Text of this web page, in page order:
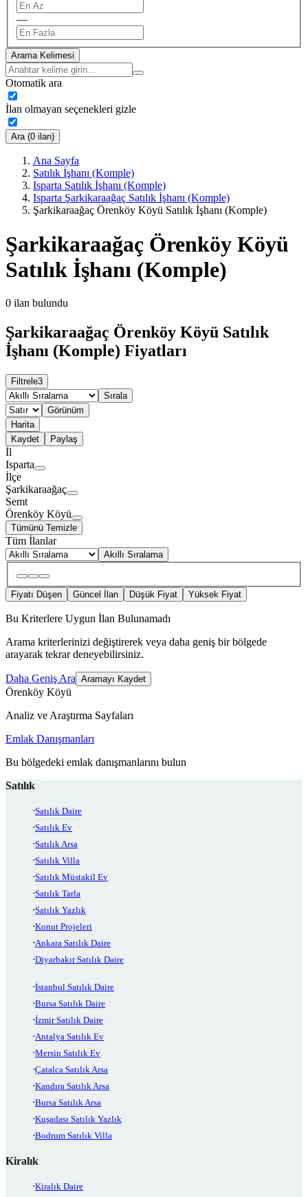
—
Arama Kelimesi
Otomatik ara
İlan olmayan seçenekleri gizle
Ara (0 ilan)
Ana Sayfa
Satılık İşhanı (Komple)
Isparta Satılık İşhanı (Komple)
Isparta Şarkikaraağaç Satılık İşhanı (Komple)
Şarkikaraağaç Örenköy Köyü Satılık İşhanı (Komple)
Şarkikaraağaç Örenköy Köyü
Satılık İşhanı (Komple)
0 ilan bulundu
Şarkikaraağaç Örenköy Köyü Satılık
İşhanı (Komple) Fiyatları
Filtrele3
Sırala
Görünüm
Harita
Kaydet
Paylaş
İl
Isparta
İlçe
Şarkikaraağaç
Semt
Örenköy Köyü
Tümünü Temizle
Tüm İlanlar
Akıllı Sıralama
Fiyatı Düşen Güncel İlan Düşük Fiyat Yüksek Fiyat
Bu Kriterlere Uygun İlan Bulunamadı
Arama kriterlerinizi değiştirerek veya daha geniş bir bölgede
arayarak tekrar deneyebilirsiniz.
Daha Geniş Ara Aramayı Kaydet
Örenköy Köyü
Analiz ve Araştırma Sayfaları
Emlak Danışmanları
Bu bölgedeki emlak danışmanlarını bulun
Satılık
Satılık Daire
Satılık Ev
Satılık Arsa
Satılık Villa
Satılık Müstakil Ev
Satılık Tarla
Satılık Yazlık
Konut Projeleri
Ankara Satılık Daire
Diyarbakır Satılık Daire
İstanbul Satılık Daire
Bursa Satılık Daire
İzmir Satılık Daire
Antalya Satılık Ev
Mersin Satılık Ev
Çatalca Satılık Arsa
Kandıra Satılık Arsa
Bursa Satılık Arsa
Kuşadası Satılık Yazlık
Bodrum Satılık Villa
Kiralık
Kiralık Daire